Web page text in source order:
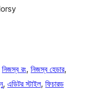
নিজস্ব রং, নিজস্ব হেডার
, এডিটর স্টাইল, ফিচারড